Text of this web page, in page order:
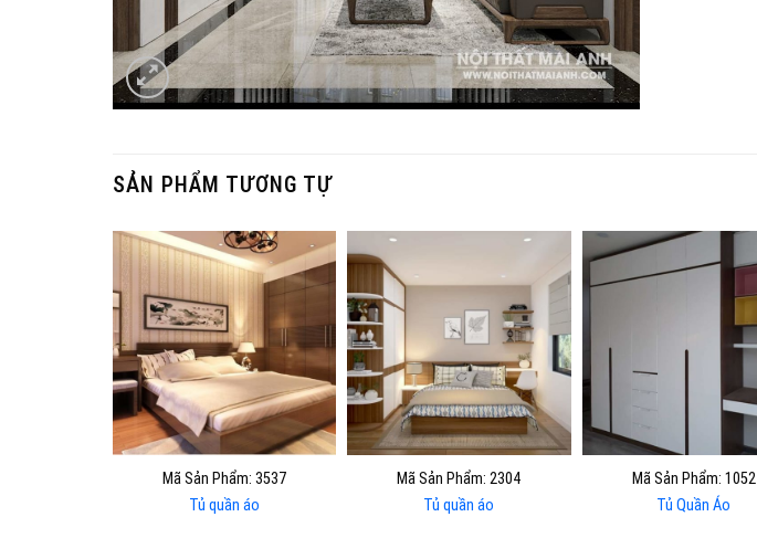
SẢN PHẨM TƯƠNG TỰ
Mã Sản Phẩm: 3537
Tủ quần áo
Mã Sản Phẩm: 2304
Tủ quần áo
Mã Sản Phẩm: 1052
Tủ Quần Áo